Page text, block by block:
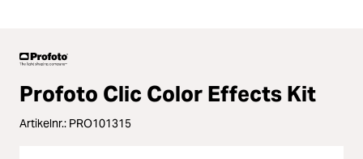
Loading...
Loading... Zubehör
Loading... Licht & Studio
Profoto Clic Color Effects Kit
Artikelnr.: PRO101315